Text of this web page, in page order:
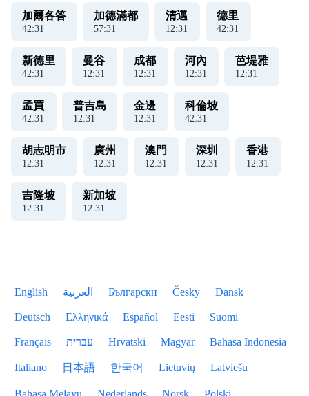
加爾各答
42:32
加德滿都
57:32
清邁
12:32
德里
42:32
新德里
42:32
曼谷
12:32
成都
12:32
河內
12:32
芭堤雅
12:32
孟買
42:32
普吉島
12:32
金邊
12:32
科倫坡
42:32
胡志明市
12:32
廣州
12:32
澳門
12:32
深圳
12:32
香港
12:32
吉隆坡
12:32
新加坡
12:32
English العربية Български Česky Dansk
Deutsch Ελληνικά Español Eesti Suomi
Français עברית Hrvatski Magyar Bahasa Indonesia
Italiano 日本語 한국어 Lietuvių Latviešu
Bahasa Melayu Nederlands Norsk Polski